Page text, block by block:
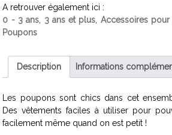
A retrouver également ici :
0 - 3 ans
3 ans et plus Accessoires
Poupons
Description Informations
Les poupons sont chics dans cet
Des vêtements faciles à utiliser pour
facilement même quand on est petit !